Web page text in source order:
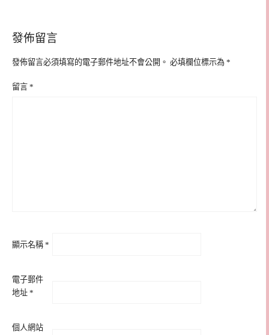
發佈留言
發佈留言必須填寫的電子郵件地址不會公開。 必填欄位標示為 *
留言 *
顯示名稱 *
電子郵件
地址 *
個人網站